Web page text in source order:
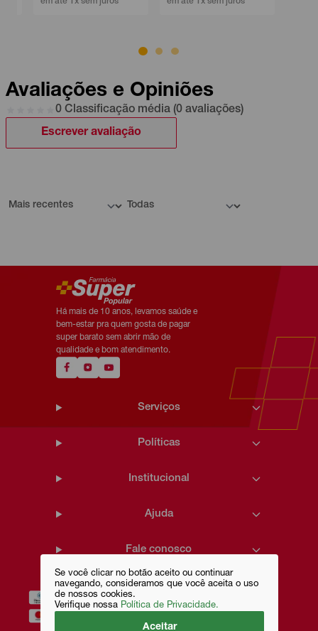
Se você clicar no botão aceito ou continuar
navegando, consideramos que você aceita o uso
de nossos cookies.
Verifique nossa Política de Privacidade.
Aceitar
Avaliações e Opiniões
0 Classificação média (0 avaliações)
Escrever avaliação
Há mais de 10 anos, levamos saúde e
bem-estar pra quem gosta de pagar
super barato sem abrir mão de
qualidade e bom atendimento.
Serviços
Políticas
Institucional
Ajuda
Fale conosco